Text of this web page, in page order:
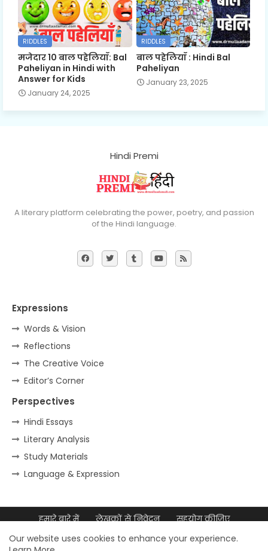
RIDDLES
मजेदार 10 बाल पहेलियाँ: Bal
Paheliyan in Hindi with
Answer for Kids
January 24, 2025
RIDDLES
बाल पहेलियाँ : Hindi Bal
Paheliyan
January 23, 2025
Hindi Premi
A literary platform celebrating the power, poetry, and passion
of the Hindi language.
Expressions
Words & Vision
Reflections
The Creative Voice
Editor’s Corner
Perspectives
Hindi Essays
Literary Analysis
Study Materials
Language & Expression
हमारे बारे में लेखकों से निवेदन
सहयोग कीजिए
डिजिटल उपस्थिति
Our website uses cookies to enhance your experience.